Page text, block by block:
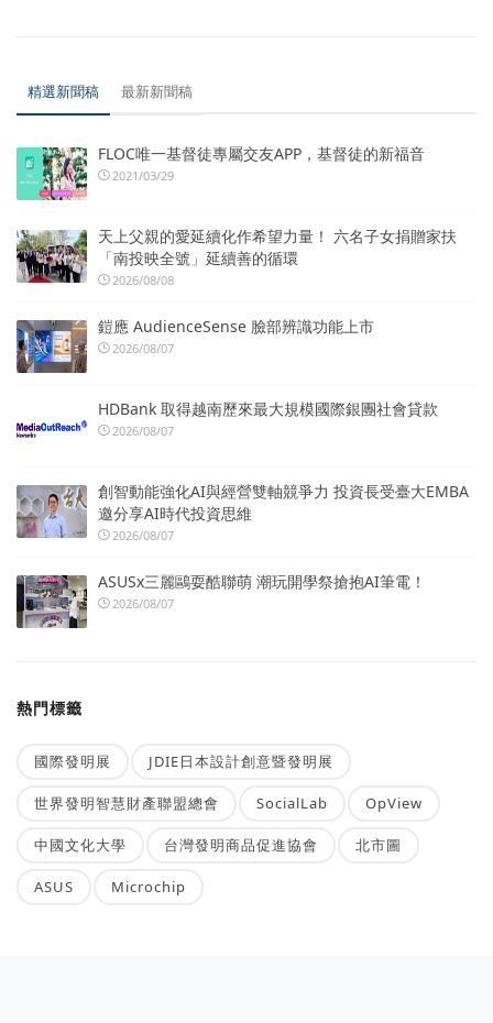
精選新聞稿 最新新聞稿
FLOC唯一基督徒專屬交友APP，基督徒的新福音
2021/03/29
天上父親的愛延續化作希望力量！ 六名子女捐贈家扶
「南投映全號」延續善的循環
2026/08/08
鎧應 AudienceSense 臉部辨識功能上市
2026/08/07
HDBank 取得越南歷來最大規模國際銀團社會貸款
2026/08/07
創智動能強化AI與經營雙軸競爭力 投資長受臺大EMBA
邀分享AI時代投資思維
2026/08/07
ASUSx三麗鷗耍酷聯萌 潮玩開學祭搶抱AI筆電！
2026/08/07
熱門標籤
國際發明展 JDIE日本設計創意暨發明展
世界發明智慧財產聯盟總會 SocialLab OpView
中國文化大學 台灣發明商品促進協會 北市圖
ASUS Microchip